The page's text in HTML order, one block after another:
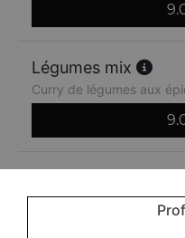
Légumes mix
Curry de légumes aux
Pommes de terre